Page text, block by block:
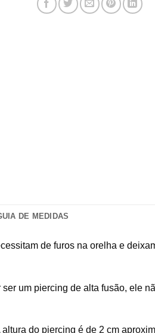
DE MEDIDAS
de furos na orelha e
um piercing de alta fusão, ele
do piercing é de 2 cm